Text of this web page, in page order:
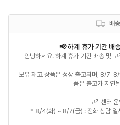
배
안녕하세요. 하계 휴가 기간 배송 및
보유 재고 상품은 정상 출고되며, 8/7-
품은 출고가 지연
고객센터 운
* 8/4(화) ~ 8/7(금) : 전화 상담 일